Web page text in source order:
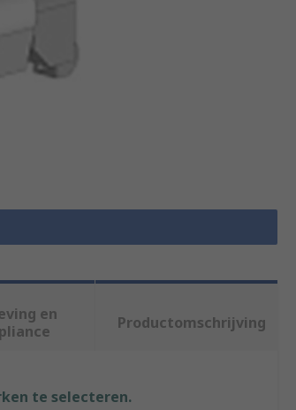
en
Productomschrijving
te selecteren.